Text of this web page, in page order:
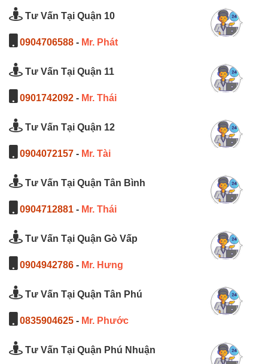
Tư Vấn Tại Quận 10
0904706588 - Mr. Phát
Tư Vấn Tại Quận 11
0901742092 - Mr. Thái
Tư Vấn Tại Quận 12
0904072157 - Mr. Tài
Tư Vấn Tại Quận Tân Bình
0904712881 - Mr. Thái
Tư Vấn Tại Quận Gò Vấp
0904942786 - Mr. Hưng
Tư Vấn Tại Quận Tân Phú
0835904625 - Mr. Phước
Tư Vấn Tại Quận Phú Nhuận